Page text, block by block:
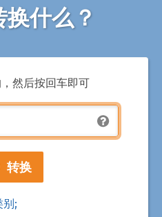
什么？
然后按回车即可
别;